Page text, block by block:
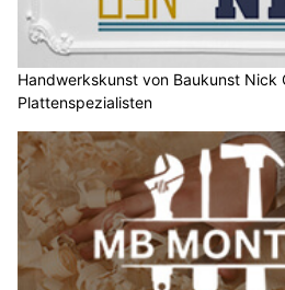
Handwerkskunst von Baukunst Nick
Plattenspezialisten